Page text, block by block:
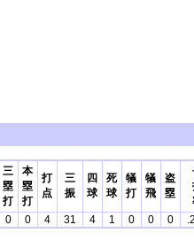
三
塁
打
本
塁
打
打
点
三
振
四
球
死
球
犠
打
犠
飛
盗
塁
0 0 4 31 4 1 0 0 0